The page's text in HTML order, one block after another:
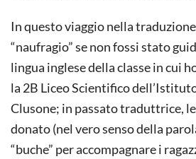
In questo viaggio nella
“naufragio” se non fossi stato
lingua inglese della classe in cui
la 2B Liceo Scientifico
Clusone; in passato traduttrice,
donato (nel vero senso della
“buche” per accompagnare i